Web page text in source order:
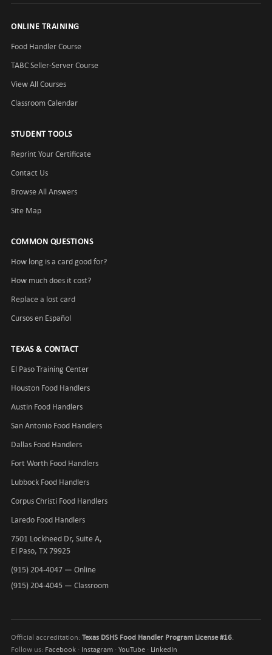
ONLINE TRAINING
Food Handler Course
TABC Seller-Server Course
View All Courses
Classroom Calendar
STUDENT TOOLS
Reprint Your Certificate
Contact Us
Browse All Answers
Site Map
COMMON QUESTIONS
How long is a card good for?
How much does it cost?
Replace a lost card
Cursos en Español
TEXAS & CONTACT
El Paso Training Center
Houston Food Handlers
Austin Food Handlers
San Antonio Food Handlers
Dallas Food Handlers
Fort Worth Food Handlers
Lubbock Food Handlers
Corpus Christi Food Handlers
Laredo Food Handlers
7501 Lockheed Dr, Suite A,
El Paso, TX 79925
(915) 204-4047 — Online
(915) 204-4045 — Classroom
Official accreditation:Texas DSHS Food Handler Program License #16
Follow us: Facebook · Instagram · YouTube · LinkedIn